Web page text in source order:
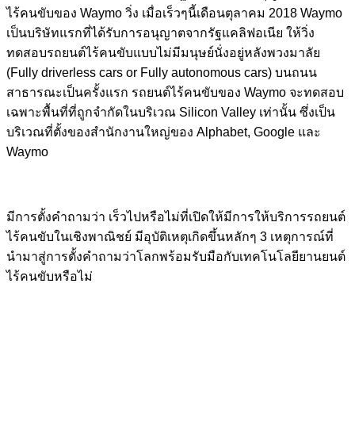
ไร้คนขับของ Waymo วิ่ง เมื่อเร็วๆนี้เดือนตุลาคม 2018 Waymo
เป็นบริษัทแรกที่ได้รับการอนุญาตจากรัฐแคลิฟอเนีย ให้วิ่ง
ทดสอบรถยนต์ไร้คนขับแบบไม่มีมนุษย์นั่งอยู่หลังพวงมาลัย
(Fully driverless cars or Fully autonomous cars) บนถนน
สาธารณะเป็นครั้งแรก รถยนต์ไร้คนขับของ Waymo จะทดสอบ
เฉพาะพื้นที่ที่ถูกจำกัดในบริเวณ Silicon Valley เท่านั้น ซึ่งเป็น
บริเวณที่ตั้งของสำนักงานใหญ่ของ Alphabet, Google และ
Waymo
มีการตั้งคำถามว่า เร็วไปหรือไม่ที่เปิดให้มีการให้บริการรถยนต์
ไร้คนขับในเชิงพาณิชย์ มีอุบัติเหตุเกิดขึ้นหลักๆ 3 เหตุการณ์ที่
นำมาสู่การตั้งคำถามว่าโลกพร้อมรับมือกับเทคโนโลยียานยนต์
ไร้คนขับหรือไม่